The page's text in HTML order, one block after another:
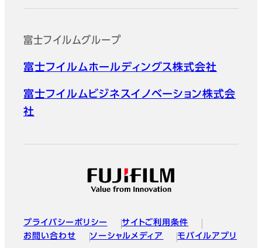
富士フイルムグループ
富士フイルムホールディングス株式会社
富士フイルムビジネスイノベーション株式会
社
プライバシーポリシー
サイトご利用条件
お問い合わせ
ソーシャルメディア モバイルアプリ